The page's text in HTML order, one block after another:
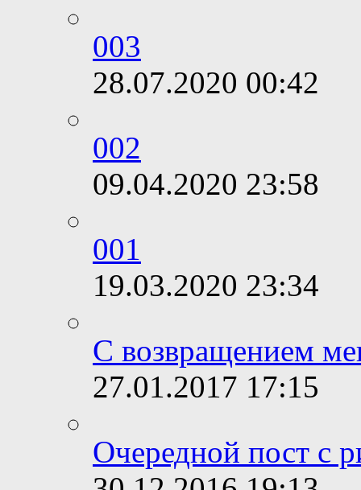
003
28.07.2020 00:42
002
09.04.2020 23:58
001
19.03.2020 23:34
С возвращением
27.01.2017 17:15
Очередной пост с